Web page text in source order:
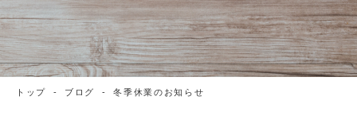
トップ - ブログ - 冬季休業のお知らせ